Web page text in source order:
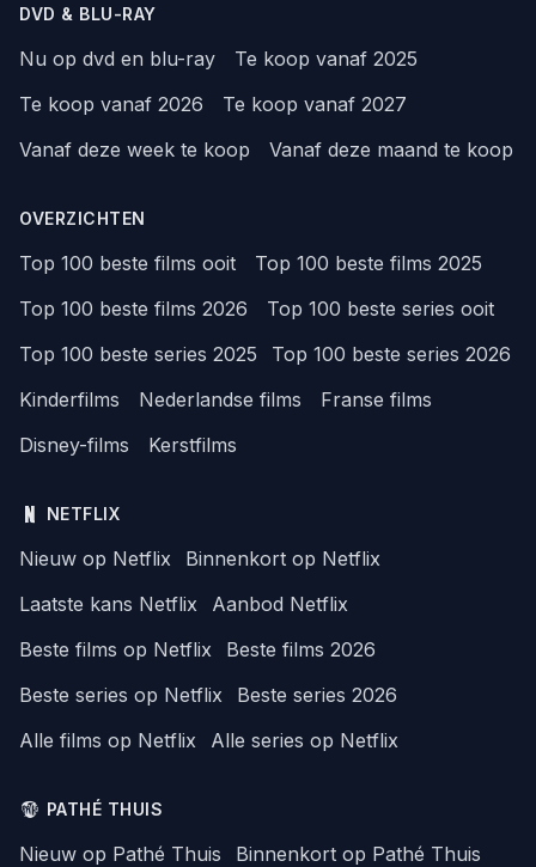
DVD & BLU-RAY
Nu op dvd en blu-ray
Te koop vanaf 2025
Te koop vanaf 2026
Te koop vanaf 2027
Vanaf deze week te koop
Vanaf deze maand te koop
OVERZICHTEN
Top 100 beste films ooit
Top 100 beste films 2025
Top 100 beste films 2026
Top 100 beste series ooit
Top 100 beste series 2025
Top 100 beste series 2026
Kinderfilms
Nederlandse films
Franse films
Disney-films
Kerstfilms
NETFLIX
Nieuw op Netflix
Binnenkort op Netflix
Laatste kans Netflix
Aanbod Netflix
Beste films op Netflix
Beste films 2026
Beste series op Netflix
Beste series 2026
Alle films op Netflix
Alle series op Netflix
PATHÉ THUIS
Nieuw op Pathé Thuis
Binnenkort op Pathé Thuis